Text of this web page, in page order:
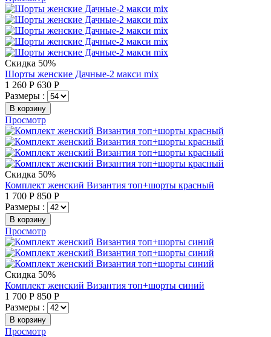
Скидка 50%
Шорты женские Дачные-2 макси mix
1 260 Р 630 Р
Размеры :
В корзину
Просмотр
Скидка 50%
Комплект женский Византия топ+шорты красный
1 700 Р 850 Р
Размеры :
В корзину
Просмотр
Скидка 50%
Комплект женский Византия топ+шорты синий
1 700 Р 850 Р
Размеры :
В корзину
Просмотр